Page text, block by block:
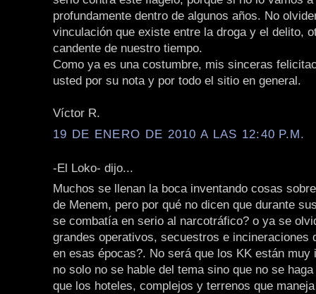
profundamente dentro de algunos años. No
vinculación que existe entre la droga y el delito,
candente de nuestro tiempo.
Como ya es una costumbre, mis sinceras
usted por su nota y por todo el sitio en general.
Víctor R.
19 DE ENERO DE 2010 A LAS 12:40 P.M.
-El Loko- dijo...
Muchos se llenan la boca inventando cosas
de Menem, pero por qué no dicen que durante
se combatía en serio al narcotráfico? o ya se
grandes operativos, secuestros e incineraciones
en esas épocas?. No será que los KK están muy
no solo no se hable del tema sino que no se
que los hoteles, complejos y terrenos que